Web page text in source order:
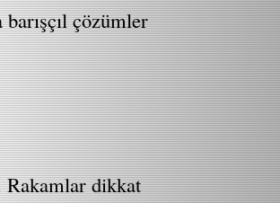
çözümler
Rakamlar dikkat